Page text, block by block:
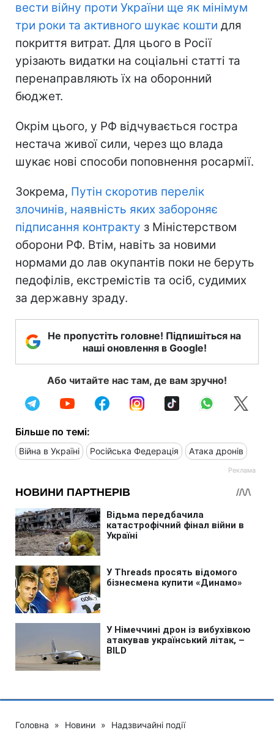
вести війну проти України ще як мінімум
три роки та активного шукає кошти для
покриття витрат. Для цього в Росії
урізають видатки на соціальні статті та
перенаправляють їх на оборонний
бюджет.
Окрім цього, у РФ відчувається гостра
нестача живої сили, через що влада
шукає нові способи поповнення росармії.
Зокрема, Путін скоротив перелік
злочинів, наявність яких забороняє
підписання контракту з Міністерством
оборони РФ. Втім, навіть за новими
нормами до лав окупантів поки не беруть
педофілів, екстремістів та осіб, судимих
за державну зраду.
Не пропустіть головне! Підпишіться на
наші оновлення в Google!
Або читайте нас там, де вам зручно!
Більше по темі:
Війна в Україні Російська Федерація Атака дронів
Головна » Новини » Надзвичайні події